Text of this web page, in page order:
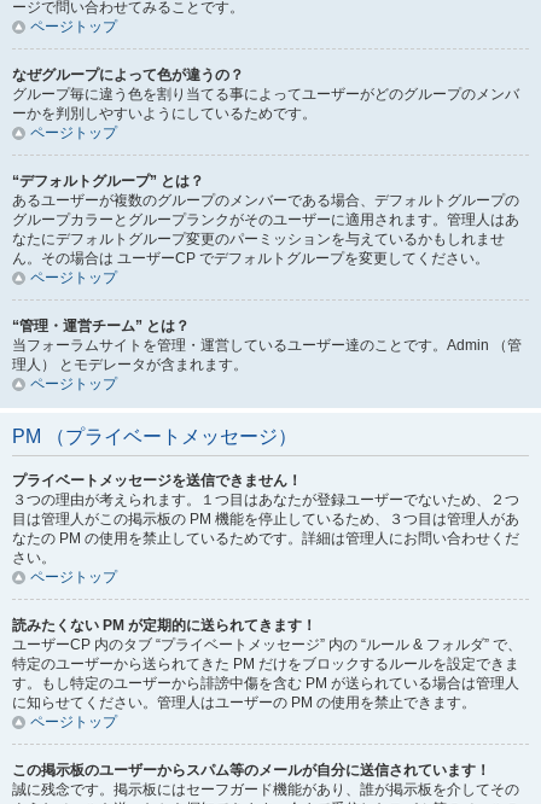
ージで問い合わせてみることです。
ページトップ
なぜグループによって色が違うの？
グループ毎に違う色を割り当てる事によってユーザーがどのグループのメンバ
ーかを判別しやすいようにしているためです。
ページトップ
“デフォルトグループ” とは？
あるユーザーが複数のグループのメンバーである場合、デフォルトグループの
グループカラーとグループランクがそのユーザーに適用されます。管理人はあ
なたにデフォルトグループ変更のパーミッションを与えているかもしれませ
ん。その場合は ユーザーCP でデフォルトグループを変更してください。
ページトップ
“管理・運営チーム” とは？
当フォーラムサイトを管理・運営しているユーザー達のことです。Admin （管
理人） とモデレータが含まれます。
ページトップ
PM （プライベートメッセージ）
プライベートメッセージを送信できません！
３つの理由が考えられます。１つ目はあなたが登録ユーザーでないため、２つ
目は管理人がこの掲示板の PM 機能を停止しているため、３つ目は管理人があ
なたの PM の使用を禁止しているためです。詳細は管理人にお問い合わせくだ
さい。
ページトップ
読みたくない PM が定期的に送られてきます！
ユーザーCP 内のタブ “プライベートメッセージ” 内の “ルール & フォルダ” で、
特定のユーザーから送られてきた PM だけをブロックするルールを設定できま
す。もし特定のユーザーから誹謗中傷を含む PM が送られている場合は管理人
に知らせてください。管理人はユーザーの PM の使用を禁止できます。
ページトップ
この掲示板のユーザーからスパム等のメールが自分に送信されています！
誠に残念です。掲示板にはセーフガード機能があり、誰が掲示板を介してその